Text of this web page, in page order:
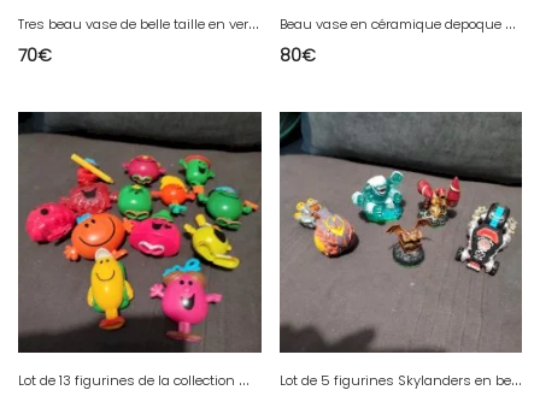
T
res beau vase de belle taille en verre legerement bulle et decor floral emaillé en bon etat
70€
B
eau vase en céramique depoque à définir car non signé , sans doute 19 ou 20eme siècle en bon etat
80€
L
ot de 13 figurines de la collection monsieur, madame de chez macdonalds
L
ot de 5 figurines Skylanders en bel etat, peu utilisé